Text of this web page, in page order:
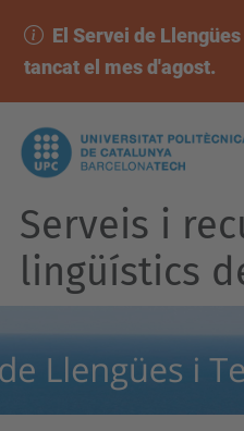
El Servei de
tancat el mes d'agost.
Serveis i
lingüístics